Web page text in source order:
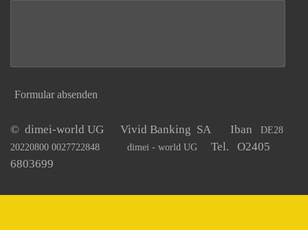
Formular absenden
© dimei-world UG Vivid Banking SA Iban
DE28
20220800 0027722848 dimei - world UG Tel. O2405
6803699